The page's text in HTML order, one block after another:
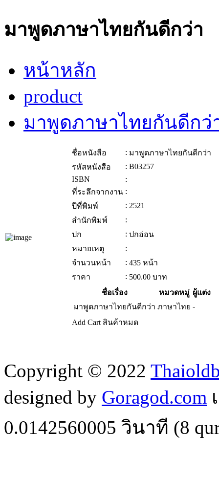
มาพูดภาษาไทยกันดีกว่า
หน้าหลัก
product
มาพูดภาษาไทยกันดีกว่
ชื่อหนังสือ : มาพูดภาษาไทยกันดีกว่า
รหัสหนังสือ
: B03257
ISBN
:
ที่ระลึกจากงาน :
ปีที่พิมพ์
: 2521
สำนักพิมพ์
:
ปก
: ปกอ่อน
หมายเหตุ
:
จำนวนหน้า
: 435 หน้า
ราคา
: 500.00 บาท
ชื่อเรื่อง
หมวดหมู่ ผู้แต่ง
มาพูดภาษาไทยกันดีกว่า ภาษาไทย -
Add Cart สินค้าหมด
Copyright © 2022
designed by Goragod.com
0.0142560005 วินาที (8